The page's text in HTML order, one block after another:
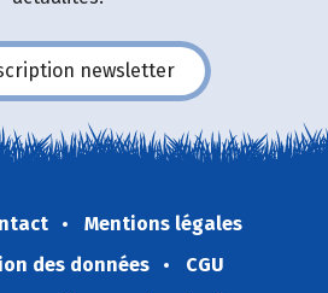
newsletter
Mentions légales
des données
CGU